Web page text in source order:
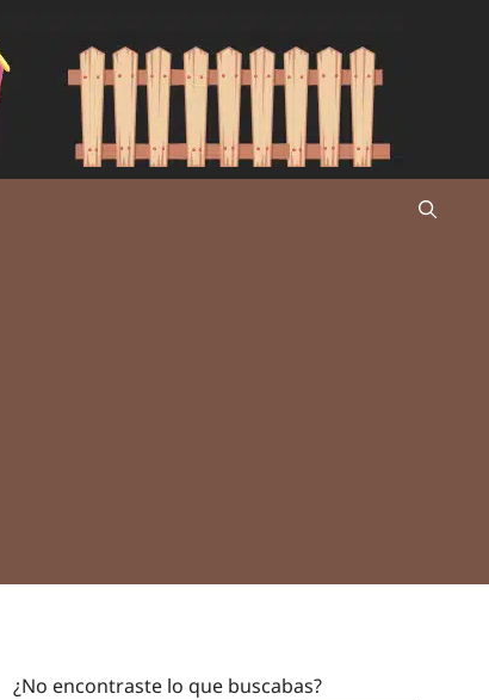
¿No encontraste lo que buscabas?